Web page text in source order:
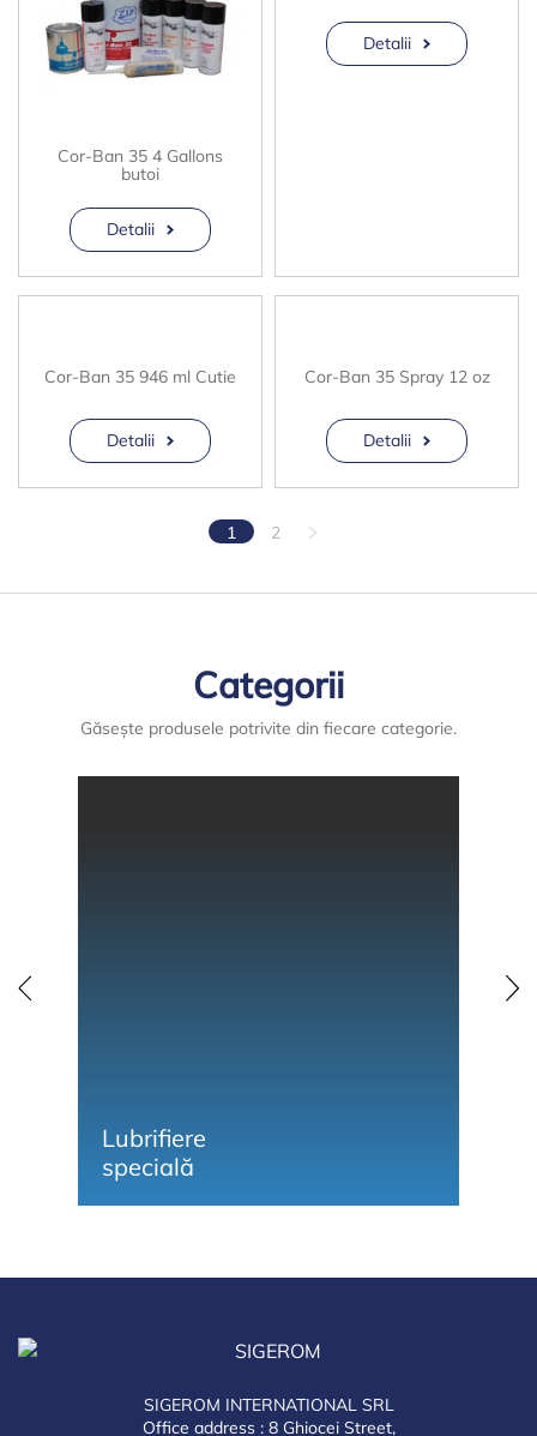
Cor-Ban 35 4 Gallons
butoi
Detalii
Detalii
Cor-Ban 35 946 ml Cutie
Detalii
Cor-Ban 35 Spray 12 oz
Detalii
1 2
Categorii
Găsește produsele potrivite din fiecare categorie.
Lubrifiere
specială
SIGEROM INTERNATIONAL SRL
Office address : 8 Ghiocei Street,